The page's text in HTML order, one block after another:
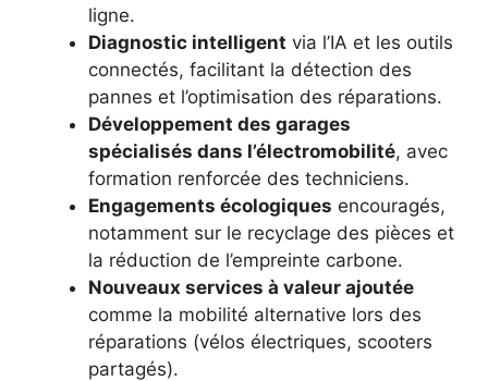
ligne.
Diagnostic intelligent via l’IA et les outils
connectés, facilitant la détection des
pannes et l’optimisation des réparations.
Développement des garages
spécialisés dans l’électromobilité, avec
formation renforcée des techniciens.
Engagements écologiques encouragés,
notamment sur le recyclage des pièces et
la réduction de l’empreinte carbone.
Nouveaux services à valeur ajoutée
comme la mobilité alternative lors des
réparations (vélos électriques, scooters
partagés).